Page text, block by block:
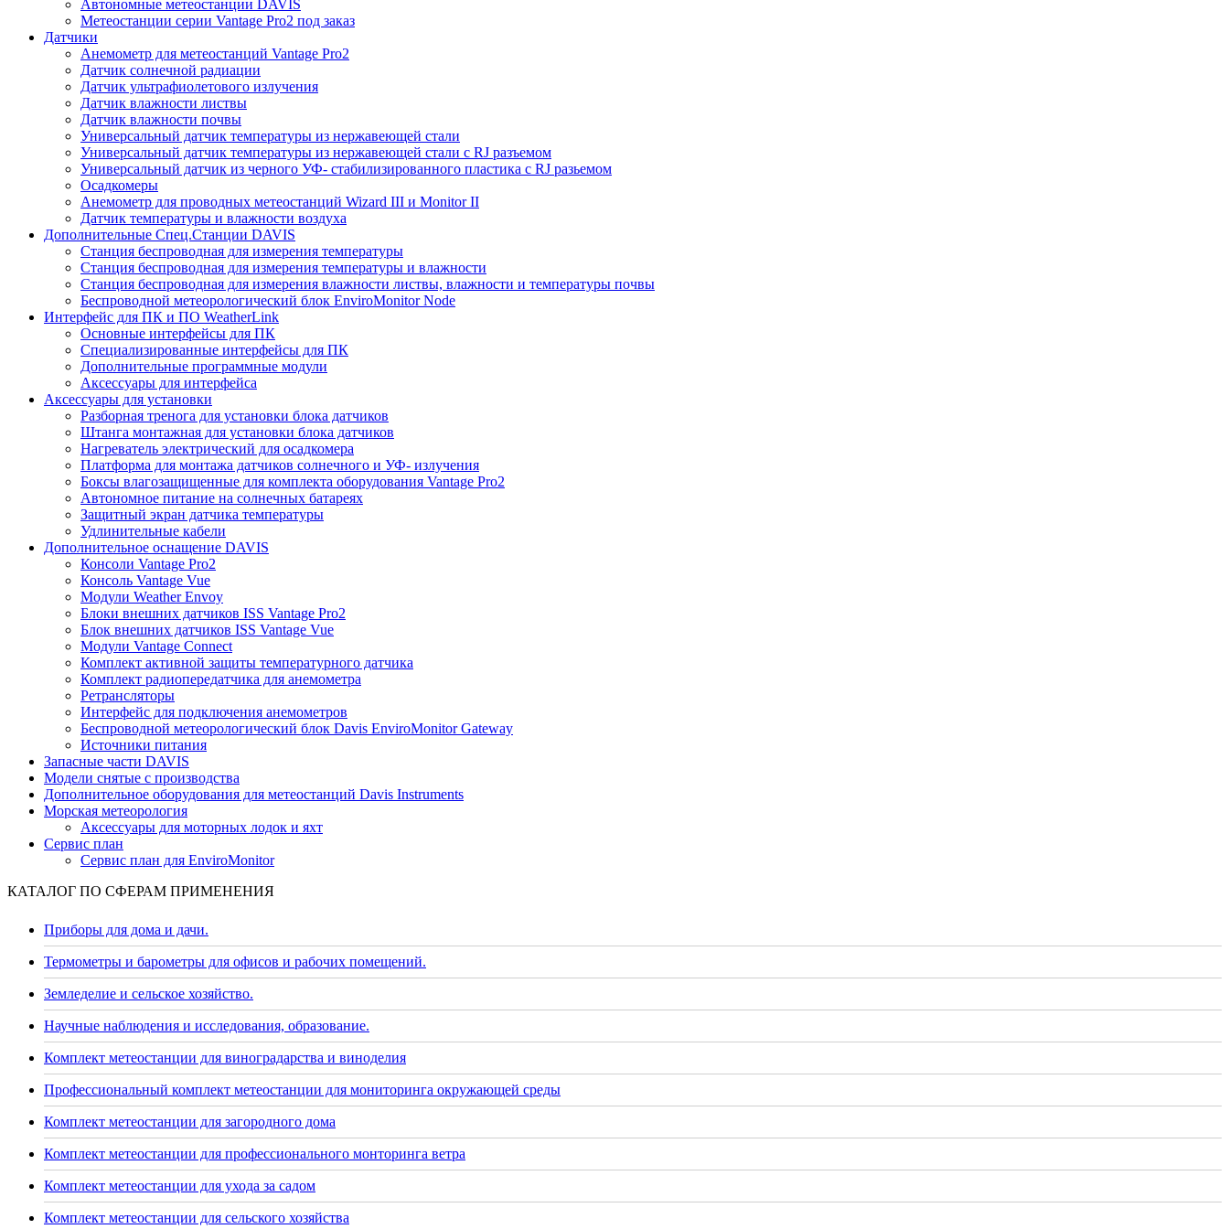
Автономные метеостанции DAVIS
Метеостанции серии Vantage Pro2 под заказ
Датчики
Анемометр для метеостанций Vantage Pro2
Датчик солнечной радиации
Датчик ультрафиолетового излучения
Датчик влажности листвы
Датчик влажности почвы
Универсальный датчик температуры из нержавеющей стали
Универсальный датчик температуры из нержавеющей стали с RJ разъемом
Универсальный датчик из черного УФ- стабилизированного пластика с RJ разьемом
Осадкомеры
Анемометр для проводных метеостанций Wizard III и Monitor II
Датчик температуры и влажности воздуха
Дополнительные Спец.Станции DAVIS
Станция беспроводная для измерения температуры
Станция беспроводная для измерения температуры и влажности
Станция беспроводная для измерения влажности листвы, влажности и температуры почвы
Беспроводной метеорологический блок EnviroMonitor Node
Интерфейс для ПК и ПО WeatherLink
Основные интерфейсы для ПК
Специализированные интерфейсы для ПК
Дополнительные программные модули
Аксессуары для интерфейса
Аксессуары для установки
Разборная тренога для установки блока датчиков
Штанга монтажная для установки блока датчиков
Нагреватель электрический для осадкомера
Платформа для монтажа датчиков солнечного и УФ- излучения
Боксы влагозащищенные для комплекта оборудования Vantage Pro2
Автономное питание на солнечных батареях
Защитный экран датчика температуры
Удлинительные кабели
Дополнительное оснащение DAVIS
Консоли Vantage Pro2
Консоль Vantage Vue
Модули Weather Envoy
Блоки внешних датчиков ISS Vantage Pro2
Блок внешних датчиков ISS Vantage Vue
Модули Vantage Connect
Комплект активной защиты температурного датчика
Комплект радиопередатчика для анемометра
Ретрансляторы
Интерфейс для подключения анемометров
Беспроводной метеорологический блок Davis EnviroMonitor Gateway
Источники питания
Запасные части DAVIS
Модели снятые с производства
Дополнительное оборудования для метеостанций Davis Instruments
Морская метеорология
Аксессуары для моторных лодок и яхт
Сервис план
Сервис план для EnviroMonitor
КАТАЛОГ ПО СФЕРАМ ПРИМЕНЕНИЯ
Приборы для дома и дачи.
Термометры и барометры для офисов и рабочих помещений.
Земледелие и сельское хозяйство.
Научные наблюдения и исследования, образование.
Комплект метеостанции для виноградарства и виноделия
Профессиональный комплект метеостанции для мониторинга окружающей среды
Комплект метеостанции для загородного дома
Комплект метеостанции для профессионального монторинга ветра
Комплект метеостанции для ухода за садом
Комплект метеостанции для сельского хозяйства